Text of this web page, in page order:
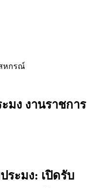
มง งานราชการ
ระมง: เปิดรับ